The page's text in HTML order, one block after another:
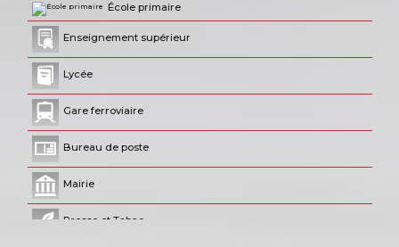
École primaire
Enseignement supérieur
Lycée
Gare ferroviaire
Bureau de poste
Mairie
Presse et Tabac